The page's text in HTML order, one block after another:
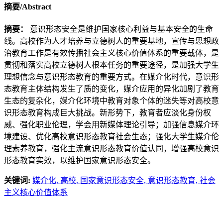
摘要/Abstract
摘要： 意识形态安全是维护国家核心利益与基本安全的生命
线。高校作为人才培养与立德树人的重要基地，宣传与思想政
治教育工作是有效传播社会主义核心价值体系的重要载体，是
贯彻和落实高校立德树人根本任务的重要途径，是加强大学生
理想信念与意识形态教育的重要方式。在媒介化时代，意识形
态教育主体结构发生了质的变化，媒介应用的异化加剧了教育
生态的复杂化，媒介化环境中教育对象个体的迷失等对高校意
识形态教育构成巨大挑战。新形势下，教育者应淡化身份权
威、强化职业伦理，学会用新媒体理论引导；加强信息媒介环
境建设、优化高校意识形态教育社会生态；强化大学生媒介伦
理素养教育，强化主流意识形态教育价值认同，增强高校意识
形态教育实效，以维护国家意识形态安全。
关键词: 媒介化, 高校, 国家意识形态安全, 意识形态教育, 社会
主义核心价值体系